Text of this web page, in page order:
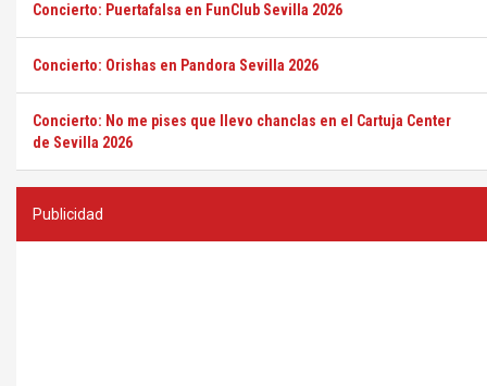
Concierto: Puertafalsa en FunClub Sevilla 2026
Concierto: Orishas en Pandora Sevilla 2026
Concierto: No me pises que llevo chanclas en el Cartuja Center
de Sevilla 2026
Publicidad